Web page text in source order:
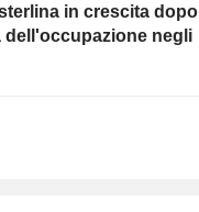
in crescita dopo
dell'occupazione negli